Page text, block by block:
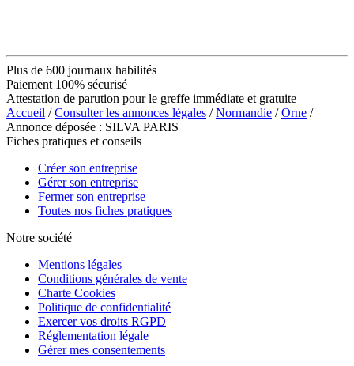
Plus de 600 journaux habilités
Paiement 100% sécurisé
Attestation de parution pour le greffe immédiate et gratuite
Accueil /Consulter les annonces légales /Normandie /Orne /
Annonce déposée : SILVA PARIS
Fiches pratiques et conseils
Créer son entreprise
Gérer son entreprise
Fermer son entreprise
Toutes nos fiches pratiques
Notre société
Mentions légales
Conditions générales de vente
Charte Cookies
Politique de confidentialité
Exercer vos droits RGPD
Réglementation légale
Gérer mes consentements